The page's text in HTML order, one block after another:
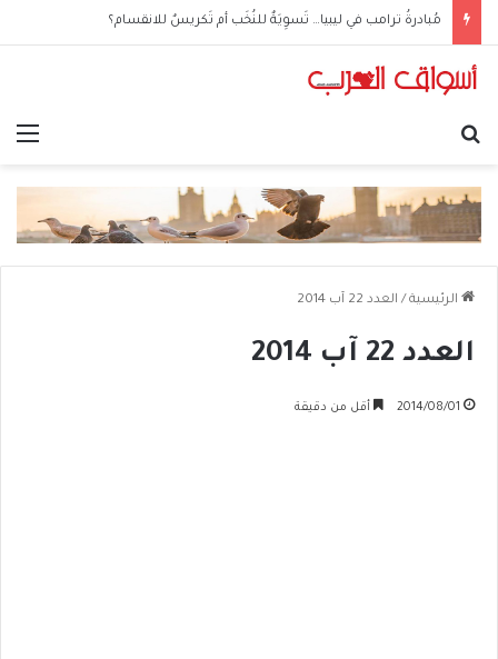
الحوثيون في العراق: من مكتبٍ سياسي إلى شبكةِ عمليّات
الرئيسية / العدد 22 آب 2014
العدد 22 آب 2014
2014/08/01 أقل من دقيقة